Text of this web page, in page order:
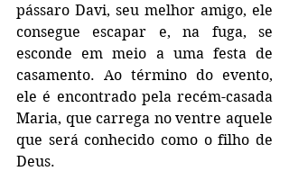
pássaro Davi, seu melhor amigo, ele
consegue escapar e, na fuga, se
esconde em meio a uma festa de
casamento. Ao término do evento,
ele é encontrado pela recém-casada
Maria, que carrega no ventre aquele
que será conhecido como o filho de
Deus.